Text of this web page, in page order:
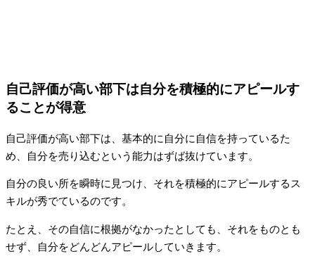
自己評価が高い部下は自分を積極的にアピールす
ることが得意
自己評価が高い部下は、基本的に自分に自信を持っているた
め、自分を売り込むという能力はずば抜けています。
自分の良い所を瞬時に見つけ、それを積極的にアピールするス
キルが秀でているのです。
たとえ、その自信に根拠がなかったとしても、それをものとも
せず、自分をどんどんアピールしていきます。